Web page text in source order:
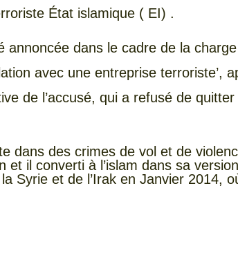
État islamique ( EI) .
annoncée dans le cadre de la
avec une entreprise terroriste’,
de l’accusé, qui a refusé de
dans des crimes de vol et de
et il converti à l’islam dans sa
Syrie et de l’Irak en Janvier 2014,